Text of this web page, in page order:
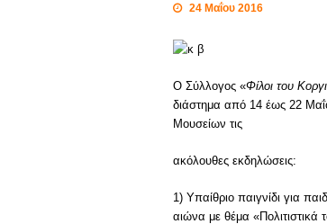
24 Μαΐου 2016
Ο Σύλλογος «Φίλοι του
διάστημα από 14 έως 22
Μουσείων τις
ακόλουθες εκδηλώσεις:
1) Υπαίθριο παιγνίδι για
αιώνα με θέμα